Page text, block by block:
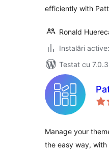
efficiently with
Ronald
Instalări
Testat cu 7.0.3
Manage your
the easy way,